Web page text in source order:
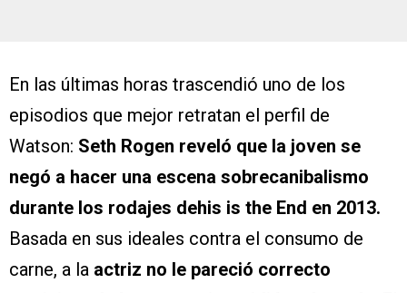
En las últimas horas trascendió uno de los
episodios que mejor retratan el perfil de
Watson: Seth Rogen reveló que la joven se
negó a hacer una escena sobrecanibalismo
durante los rodajes dehis is the End en 2013.
Basada en sus ideales contra el consumo de
carne, a la actriz no le pareció correcto